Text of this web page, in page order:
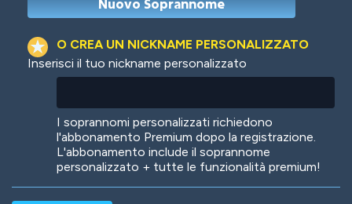
O CREA UN NICKNAME PERSONALIZZATO
Inserisci il tuo nickname personalizzato
I soprannomi personalizzati richiedono
l'abbonamento Premium dopo la registrazione.
L'abbonamento include il soprannome
personalizzato + tutte le funzionalità premium!